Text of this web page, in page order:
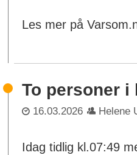
Les mer på
To personer i
16.03.2026 Helene
Idag tidlig kl.07:49